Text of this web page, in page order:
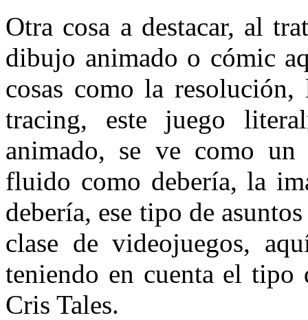
Otra cosa a destacar, al
dibujo animado o cómic
cosas como la
tracing, este juego
animado, se ve como
fluido como debería, la
debería, ese tipo de
clase de videojuegos,
teniendo en cuenta el tipo
Cris Tales.